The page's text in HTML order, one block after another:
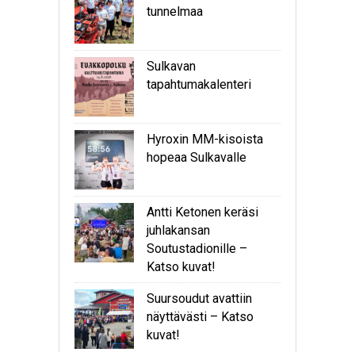
tunnelmaa
Sulkavan
tapahtumakalenteri
Hyroxin MM-kisoista
hopeaa Sulkavalle
Antti Ketonen keräsi
juhlakansan
Soutustadionille –
Katso kuvat!
Suursoudut avattiin
näyttävästi – Katso
kuvat!